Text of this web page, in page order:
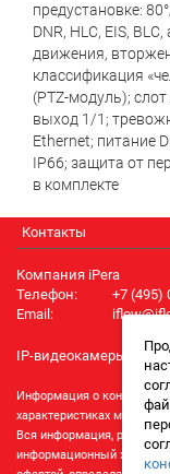
предустановке:
DNR, HLC, EIS,
движения,
классификация
(PTZ-модуль);
выход 1/1;
Ethernet; питание
IP66; защита от
в комплекте
Контакты
Компания iPera
Телефон:
+7 (495)
Email:
IP-видеокамеры iFlow
Информация о
характеристиках может
Вся информация,
информационный характер